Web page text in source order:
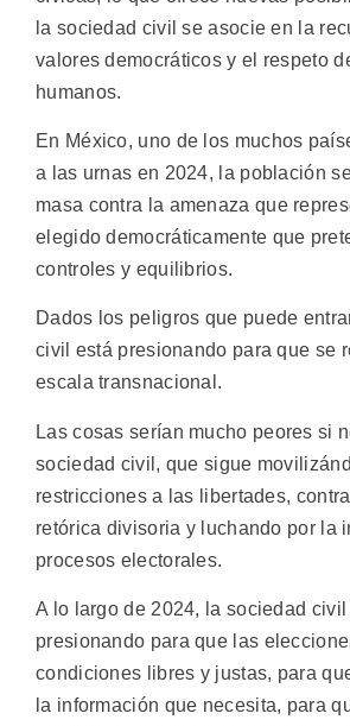
la sociedad civil se asocie en la
valores democráticos y el respeto
humanos.
En México, uno de los muchos
a las urnas en 2024, la población
masa contra la amenaza que
elegido democráticamente que
controles y equilibrios.
Dados los peligros que puede
civil está presionando para que se
escala transnacional.
Las cosas serían mucho peores si
sociedad civil, que sigue
restricciones a las libertades,
retórica divisoria y luchando por la
procesos electorales.
A lo largo de 2024, la sociedad civil
presionando para que las
condiciones libres y justas, para
la información que necesita, para